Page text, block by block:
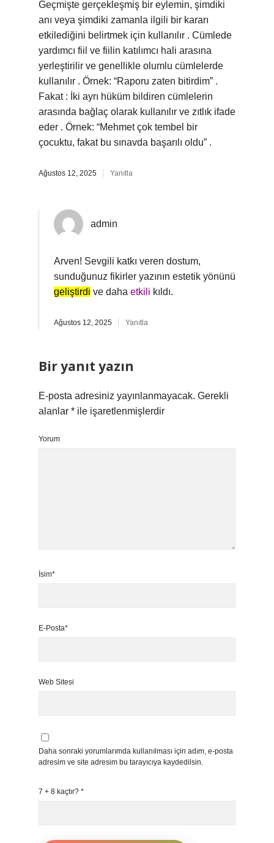
Geçmişte gerçekleşmiş bir eylemin, şimdiki
anı veya şimdiki zamanla ilgili bir kararı
etkilediğini belirtmek için kullanılır . Cümlede
yardımcı fiil ve fiilin katılımcı hali arasına
yerleştirilir ve genellikle olumlu cümlelerde
kullanılır . Örnek: “Raporu zaten bitirdim” .
Fakat : İki ayrı hüküm bildiren cümlelerin
arasında bağlaç olarak kullanılır ve zıtlık ifade
eder . Örnek: “Mehmet çok tembel bir
çocuktu, fakat bu sınavda başarılı oldu” .
Ağustos 12, 2025 Yanıtla
admin
Arven! Sevgili katkı veren dostum,
sunduğunuz fikirler yazının estetik yönünü
geliştirdi ve daha etkili kıldı.
Ağustos 12, 2025 Yanıtla
Bir yanıt yazın
E-posta adresiniz yayınlanmayacak. Gerekli
alanlar * ile işaretlenmişlerdir
Yorum
İsim*
E-Posta*
Web Sitesi
Daha sonraki yorumlarımda kullanılması için adım, e-posta
adresim ve site adresim bu tarayıcıya kaydedilsin.
7 + 8 kaçtır? *